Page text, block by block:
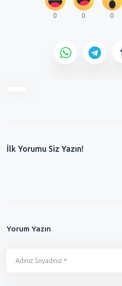
0 0 0
İlk Yorumu Siz Yazın!
Yorum Yazın